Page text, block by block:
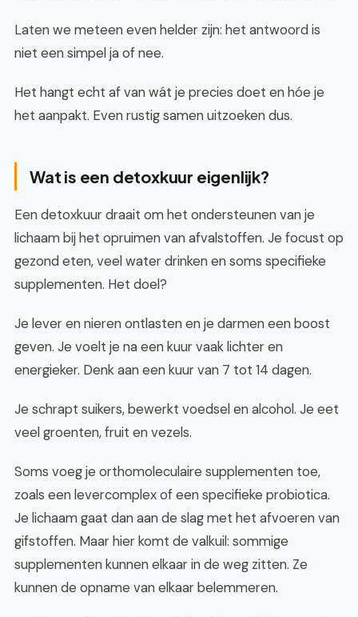
Laten we meteen even helder zijn: het antwoord is
niet een simpel ja of nee.
Het hangt echt af van wát je precies doet en hóe je
het aanpakt. Even rustig samen uitzoeken dus.
Wat is een detoxkuur eigenlijk?
Een detoxkuur draait om het ondersteunen van je
lichaam bij het opruimen van afvalstoffen. Je focust op
gezond eten, veel water drinken en soms specifieke
supplementen. Het doel?
Je lever en nieren ontlasten en je darmen een boost
geven. Je voelt je na een kuur vaak lichter en
energieker. Denk aan een kuur van 7 tot 14 dagen.
Je schrapt suikers, bewerkt voedsel en alcohol. Je eet
veel groenten, fruit en vezels.
Soms voeg je orthomoleculaire supplementen toe,
zoals een levercomplex of een specifieke probiotica.
Je lichaam gaat dan aan de slag met het afvoeren van
gifstoffen. Maar hier komt de valkuil: sommige
supplementen kunnen elkaar in de weg zitten. Ze
kunnen de opname van elkaar belemmeren.